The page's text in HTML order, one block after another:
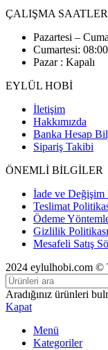
ÇALIŞMA
Pazartesi –
Cumartesi:
Pazar : Kapalı
EYLÜL HOBİ
İletişim
Hakkımızda
Banka Hesap
Sipariş Takibi
ÖNEMLİ BİLGİLER
İade ve Değişim
Teslimat
Ödeme
Gizlilik Politikası
Mesafeli Satış
2024 eylulhobi.com ©
Aradığınız ürünleri
Kapat
Menü
Kategoriler